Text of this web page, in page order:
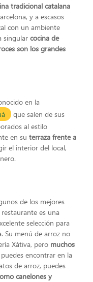
tradicional catalana
y a escasos
con un ambiente
singular cocina de
son los grandes
en la
que salen de sus
al estilo
en su terraza frente a
el interior del local,
de los mejores
es una
selección para
Su menú de arroz no
Xátiva, pero muchos
encontrar en la
de arroz, puedes
canelones y